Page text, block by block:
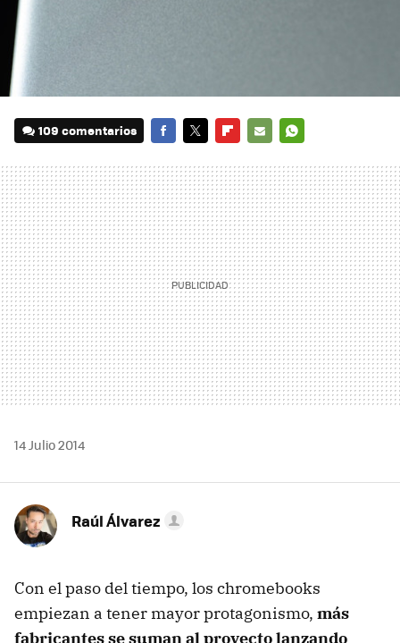
109 comentarios
MAIL
14 Julio 2014
Raúl Álvarez
Con el paso del tiempo, los chromebooks
empiezan a tener mayor protagonismo, más
fabricantes se suman al proyecto lanzando